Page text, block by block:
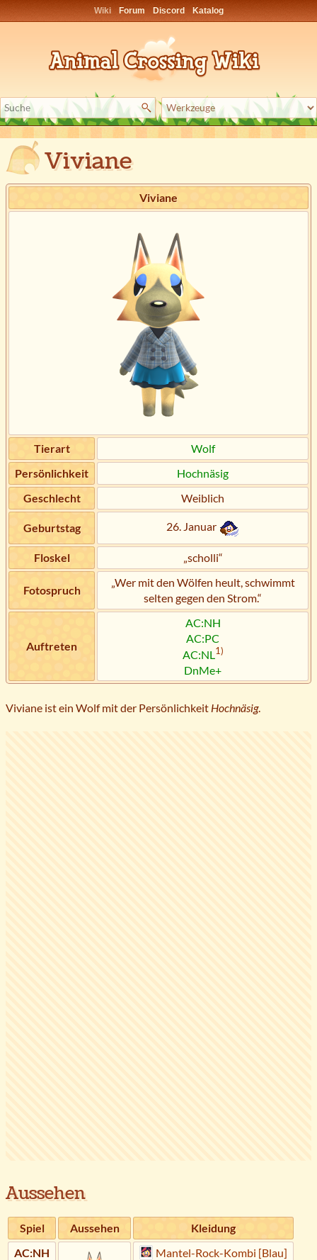
Wiki Forum Discord Katalog
Viviane
Viviane
Tierart
Wolf
Persönlichkeit
Hochnäsig
Geschlecht
Weiblich
Geburtstag 26. Januar
Floskel „scholli“
Fotospruch
„Wer mit den Wölfen heult, schwimmt
selten gegen den Strom.“
Auftreten
AC:NH
AC:PC
AC:NL 1)
DnMe+
Viviane ist ein Wolf mit der Persönlichkeit Hochnäsig.
Aussehen
Spiel Aussehen
Kleidung
AC:NH
Mantel-Rock-Kombi [Blau]